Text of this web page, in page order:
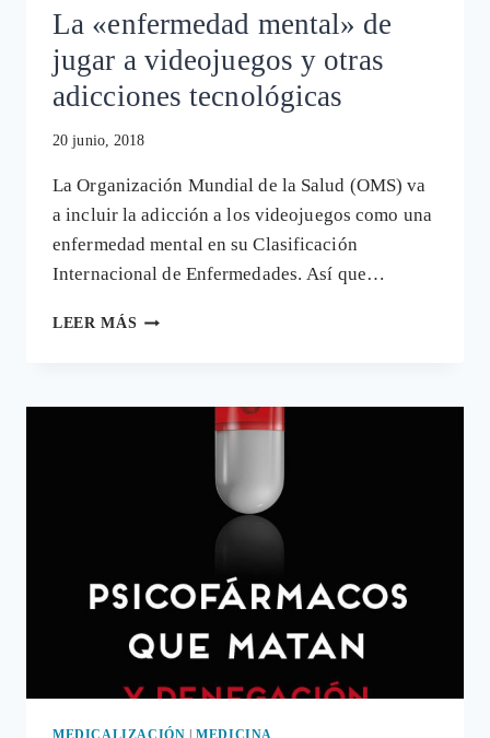
La «enfermedad mental» de
jugar a videojuegos y otras
adicciones tecnológicas
20 junio, 2018
La Organización Mundial de la Salud (OMS) va
a incluir la adicción a los videojuegos como una
enfermedad mental en su Clasificación
Internacional de Enfermedades. Así que…
LEER MÁS LA
JUGAR
ADICCIONES
MEDICALIZACIÓN |MEDICINA